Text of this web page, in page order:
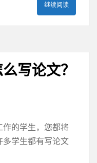
继续阅读
写论文？
的学生，您都将
学生都有写论文